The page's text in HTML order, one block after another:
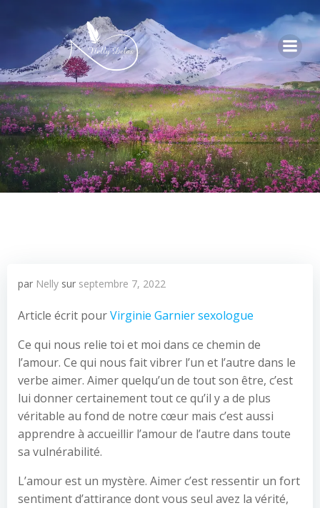
par Nelly sur septembre 7, 2022
Article écrit pourVirginie Garnier sexologue
Ce qui nous relie toi et moi dans ce chemin de
l’amour. Ce qui nous fait vibrer l’un et l’autre dans le
verbe aimer. Aimer quelqu’un de tout son être, c’est
lui donner certainement tout ce qu’il y a de plus
véritable au fond de notre cœur mais c’est aussi
apprendre à accueillir l’amour de l’autre dans toute
sa vulnérabilité.
L’amour est un mystère. Aimer c’est ressentir un fort
sentiment d’attirance dont vous seul avez la vérité,